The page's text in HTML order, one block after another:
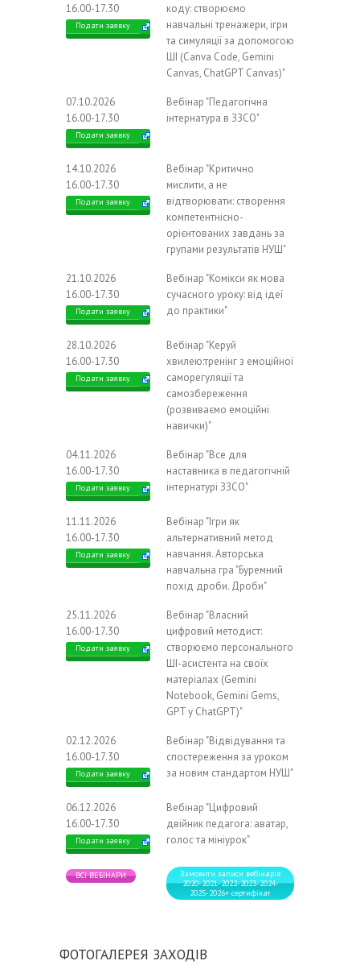
16.00-17.30
Подати заявку
коду: створюємо
навчальні тренажери, ігри
та симуляції за допомогою
ШІ (Canva Code, Gemini
Canvas, ChatGPT Canvas)"
07.10.2026
16.00-17.30
Подати заявку
Вебінар "Педагогічна
інтернатура в ЗЗСО"
14.10.2026
16.00-17.30
Подати заявку
Вебінар "Критично
мислити, а не
відтворювати: створення
компетентнісно-
орієнтованих завдань за
групами результатів НУШ"
21.10.2026
16.00-17.30
Подати заявку
Вебінар "Комікси як мова
сучасного уроку: від ідеї
до практики"
28.10.2026
16.00-17.30
Подати заявку
Вебінар "Керуй
хвилею:тренінг з емоційної
саморегуляції та
самозбереження
(розвиваємо емоційні
навички)"
04.11.2026
16.00-17.30
Подати заявку
Вебінар "Все для
наставника в педагогічній
інтернатурі ЗЗСО"
11.11.2026
16.00-17.30
Подати заявку
Вебінар "Ігри як
альтернативний метод
навчання. Авторська
навчальна гра "Буремний
похід дроби. Дроби"
25.11.2026
16.00-17.30
Подати заявку
Вебінар "Власний
цифровий методист:
створюємо персонального
ШІ-асистента на своїх
матеріалах (Gemini
Notebook, Gemini Gems,
GPT у ChatGPT)"
02.12.2026
16.00-17.30
Подати заявку
Вебінар "Відвідування та
спостереження за уроком
за новим стандартом НУШ"
06.12.2026
16.00-17.30
Подати заявку
Вебінар "Цифровий
двійник педагога: аватар,
голос та мініурок"
ВСІ ВЕБІНАРИ
Замовити записи вебінарів
2020-2021-2022-2023-2024-
2025-2026+ сертифікат
ФОТОГАЛЕРЕЯ ЗАХОДІВ